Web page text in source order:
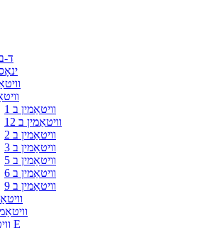
ד-
וויטאַמין ב 1
וויטאַמין ב 12
וויטאַמין ב 2
וויטאַמין ב 3
וויטאַמין ב 5
וויטאַמין ב 6
וויטאַמין ב 9
וויטאַמין E